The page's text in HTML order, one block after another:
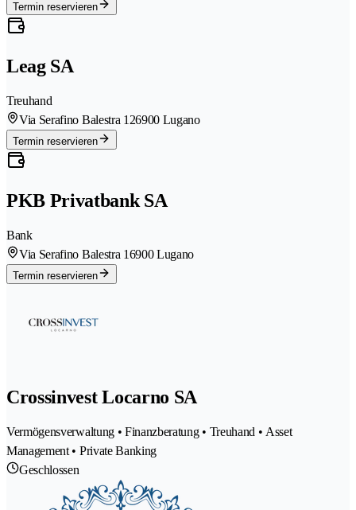
Termin reservieren
Leag SA
Treuhand
Via Serafino Balestra 126900 Lugano
Termin reservieren
PKB Privatbank SA
Bank
Via Serafino Balestra 16900 Lugano
Termin reservieren
Crossinvest Locarno SA
Vermögensverwaltung • Finanzberatung • Treuhand • Asset
Management • Private Banking
Geschlossen